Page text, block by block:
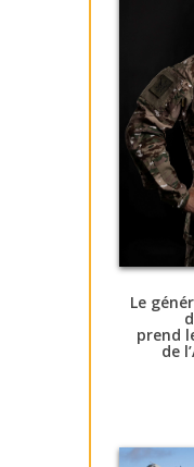
Le
prend
de